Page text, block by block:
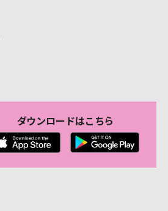
ダウンロードはこちら